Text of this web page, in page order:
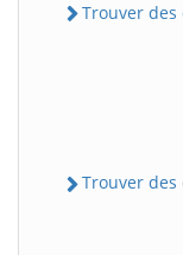
Trouver des
Trouver des